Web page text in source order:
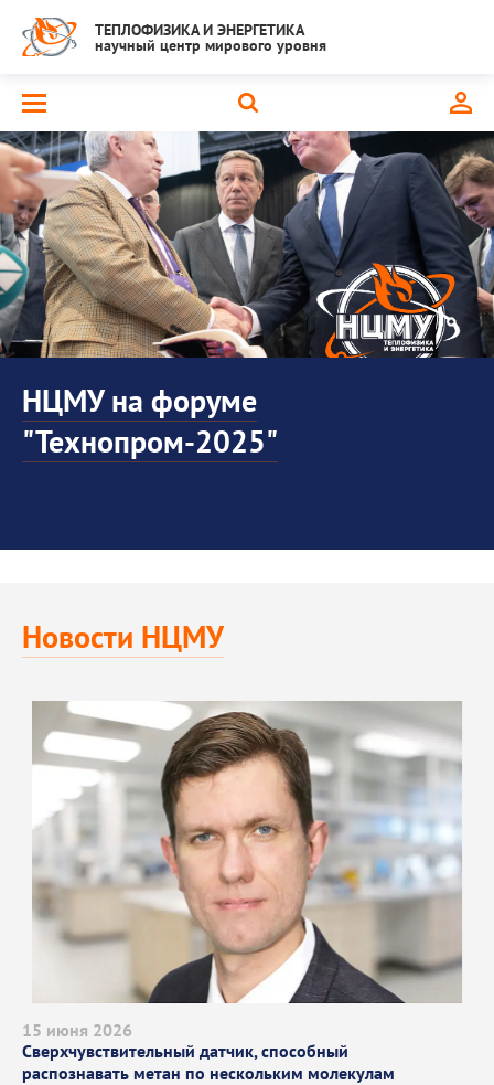
ТЕПЛОФИЗИКА И ЭНЕРГЕТИКА
научный центр мирового уровня
НЦМУ на форуме
"Технопром-2025"
Новости НЦМУ
15 июня 2026
Сверхчувствительный датчик, способный
распознавать метан по нескольким молекулам